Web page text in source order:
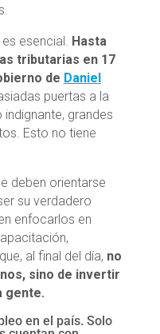
esencial. Hasta
tributarias en 17
de Daniel
puertas a la
grandes
Esto no tiene
deben orientarse
su verdadero
enfocarlos en
al final del día, no
sino de invertir
gente.
en el país. Solo